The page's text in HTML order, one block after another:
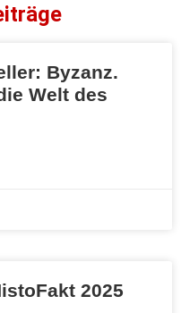
Byzanz.
Welt des
2025